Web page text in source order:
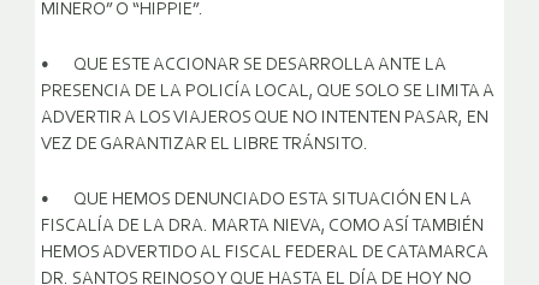
MINERO” O “HIPPIE”.
• QUE ESTE ACCIONAR SE DESARROLLA ANTE LA
PRESENCIA DE LA POLICÍA LOCAL, QUE SOLO SE LIMITA A
ADVERTIR A LOS VIAJEROS QUE NO INTENTEN PASAR, EN
VEZ DE GARANTIZAR EL LIBRE TRÁNSITO.
• QUE HEMOS DENUNCIADO ESTA SITUACIÓN EN LA
FISCALÍA DE LA DRA. MARTA NIEVA, COMO ASÍ TAMBIÉN
HEMOS ADVERTIDO AL FISCAL FEDERAL DE CATAMARCA
DR. SANTOS REINOSO Y QUE HASTA EL DÍA DE HOY NO